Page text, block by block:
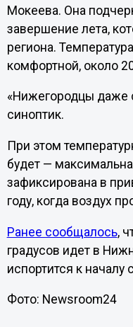
Мокеева. Она
завершение лета,
региона.
комфортной, около
«Нижегородцы даже
синоптик.
При этом
будет —
зафиксирована в
году, когда воздух
Ранее сообщалось,
градусов идет в
испортится к началу
Фото: Newsroom24